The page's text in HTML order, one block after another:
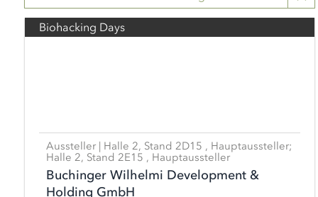
Biohacking Days
Aussteller | Halle 2, Stand 2D15 , Hauptaussteller;
Halle 2, Stand 2E15 , Hauptaussteller
Buchinger Wilhelmi Development &
Holding GmbH